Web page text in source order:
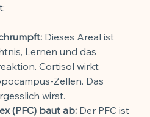
Dieses Areal ist
Lernen und das
Cortisol wirkt
Zellen. Das
wirst.
(PFC) baut ab: Der PFC ist